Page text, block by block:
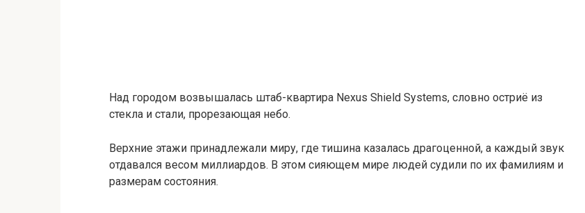
Над городом возвышалась штаб-квартира Nexus Shield Systems, словно остриё из
стекла и стали, прорезающая небо.
Верхние этажи принадлежали миру, где тишина казалась драгоценной, а каждый звук
отдавался весом миллиардов. В этом сияющем мире людей судили по их фамилиям и
размерам состояния.